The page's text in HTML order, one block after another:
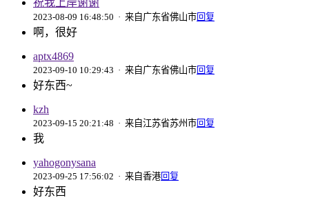
2023-08-09 16:48:50 · 来自广东省佛山市回复
啊，很好
aptx4869
2023-09-10 10:29:43 · 来自广东省佛山市回复
好东西~
kzh
2023-09-15 20:21:48 · 来自江苏省苏州市回复
我
yahogonysana
2023-09-25 17:56:02 · 来自香港回复
好东西